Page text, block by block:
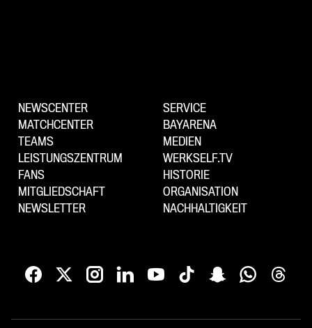
NEWSCENTER
MATCHCENTER
TEAMS
LEISTUNGSZENTRUM
FANS
MITGLIEDSCHAFT
NEWSLETTER
SERVICE
BAYARENA
MEDIEN
WERKSELF.TV
HISTORIE
ORGANISATION
NACHHALTIGKEIT